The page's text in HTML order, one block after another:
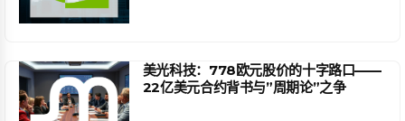
美光科技：778欧元股价的十字路口——
22亿美元合约背书与”周期论”之争